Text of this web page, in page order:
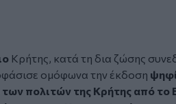
Κρήτης, κατά τη δια ζώσης
ομόφωνα την έκδοση
πολιτών της Κρήτης από το